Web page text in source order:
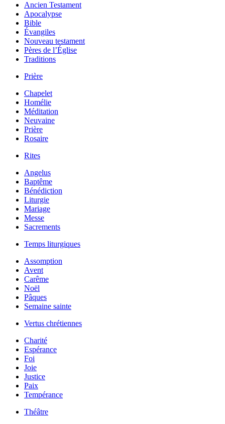
Ancien Testament
Apocalypse
Bible
Évangiles
Nouveau testament
Pères de l’Église
Traditions
Prière
Chapelet
Homélie
Méditation
Neuvaine
Prière
Rosaire
Rites
Angelus
Baptême
Bénédiction
Liturgie
Mariage
Messe
Sacrements
Temps liturgiques
Assomption
Avent
Carême
Noël
Pâques
Semaine sainte
Vertus chrétiennes
Charité
Espérance
Foi
Joie
Justice
Paix
Tempérance
Théâtre